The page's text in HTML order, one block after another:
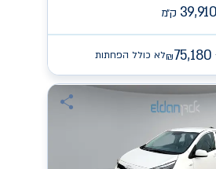
39,910 ק״מ
₪75,180 לא כולל הפחתות